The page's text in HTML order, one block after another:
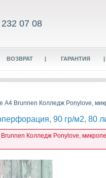
07 08
ВОЗВРАТ | ГАРАНТИЯ |
А4 Brunnen Колледж Ponylove,
90 гр/м2, 80
Колледж Ponylove,